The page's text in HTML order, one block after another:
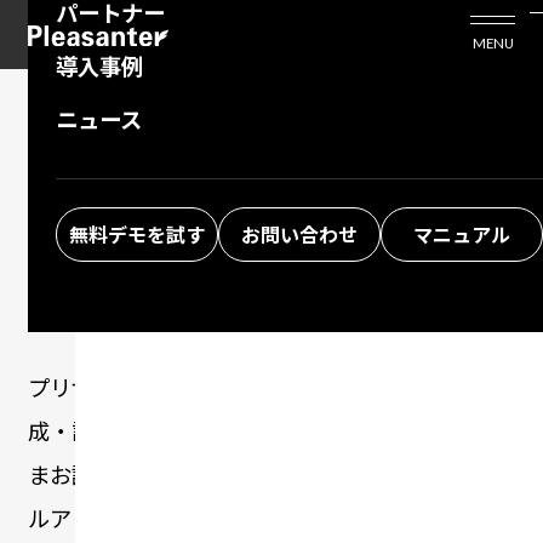
活用シーン
Enterprise Edition
パートナー
プリザンタービジネスを検討中の方
導入事例
ニュース
無料デモを試す お問い合わせ マニュアル
MENU
60日間無料の
デモ環境
プリザンターのデモ環境では、業務アプリの作
成・設定・権限管理など、すべての機能をそのま
まお試しいただけます。 インストール不要、メー
ルアドレスの登録だけで専用のデモ環境をブラウ